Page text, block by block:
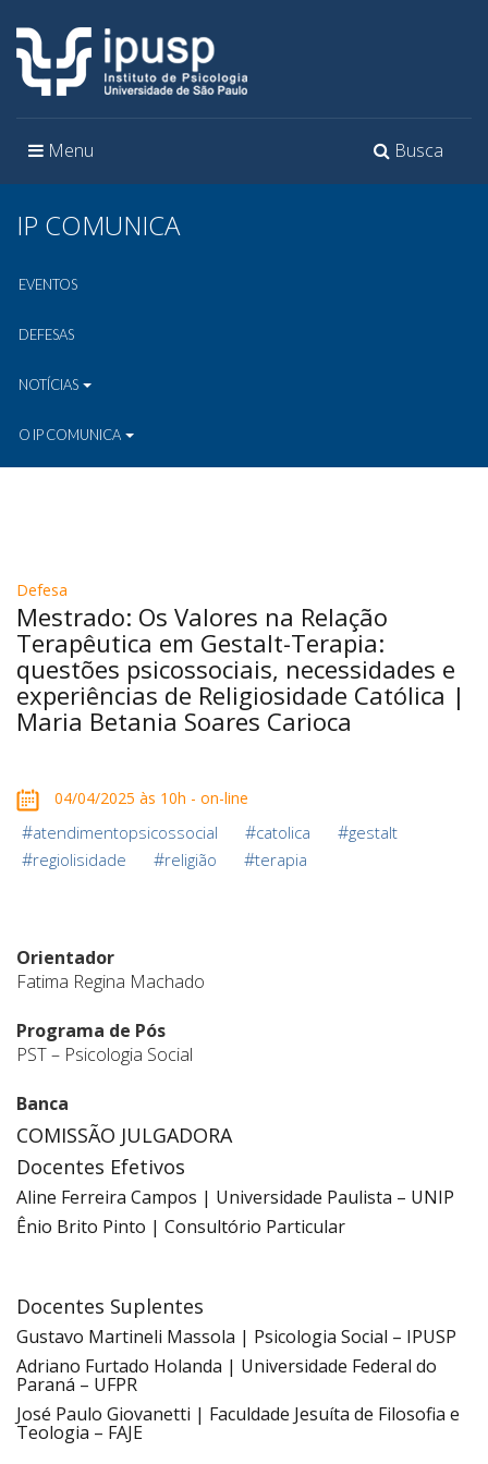
Toggle
Busca
Toggle
Menu
IP COMUNICA
EVENTOS
DEFESAS
NOTÍCIAS
O IP COMUNICA
Defesa
Mestrado: Os Valores na Relação
Terapêutica em Gestalt-Terapia:
questões psicossociais, necessidades e
experiências de Religiosidade Católica |
Maria Betania Soares Carioca
04/04/2025 às 10h - on-line
#atendimentopsicossocial #catolica #gestalt
#regiolisidade #religião #terapia
Orientador
Fatima Regina Machado
Programa de Pós
PST – Psicologia Social
Banca
COMISSÃO JULGADORA
Docentes Efetivos
Aline Ferreira Campos | Universidade Paulista – UNIP
Ênio Brito Pinto | Consultório Particular
Docentes Suplentes
Gustavo Martineli Massola | Psicologia Social – IPUSP
Adriano Furtado Holanda | Universidade Federal do
Paraná – UFPR
José Paulo Giovanetti | Faculdade Jesuíta de Filosofia e
Teologia – FAJE